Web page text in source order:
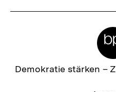
Zur
Demokratie stärken –